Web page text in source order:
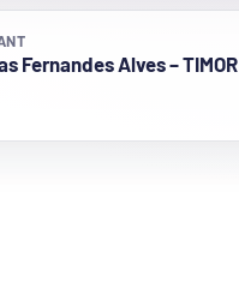
Fernandes Alves – TIMOR